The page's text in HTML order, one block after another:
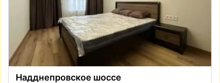
Надднепровское шоссе